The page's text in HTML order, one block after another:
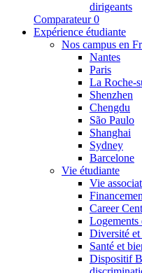
dirigeants
Comparateur 0
Expérience étudiante
Nos campus en
Nantes
Paris
La Roche-
Shenzhen
Chengdu
São Paulo
Shanghai
Sydney
Barcelone
Vie étudiante
Vie
Career
Logements
Diversité
Santé et
Dispositif